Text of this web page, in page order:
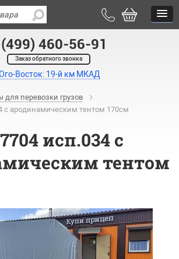
460-56-91
Заказ обратного звонка
Восток: 19-й км МКАД
для перевозки грузов
с ародинамическим тентом 170см
исп.034 с
тентом